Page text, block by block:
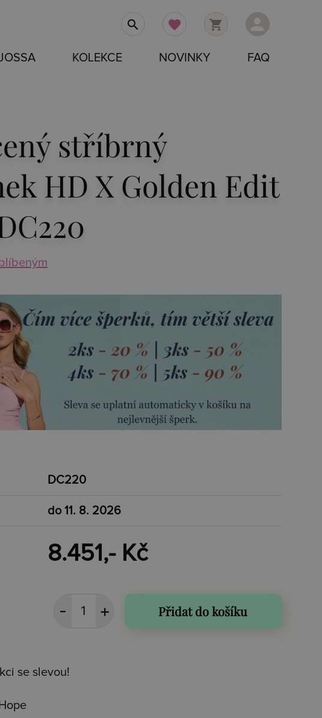
person
shopping_cart
favorite
search
KOLEKCE NOVINKY FAQ
stříbrný
HD X Golden Edit
DC220
do 11. 8. 2026
8.451,- Kč
Přidat do košíku
se slevou!